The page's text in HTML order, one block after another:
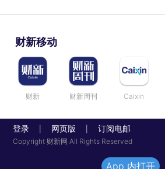
财新移动
财新 财新周刊 Caixin
登录 网页版 订阅电邮
Copyright 财新网 All Rights Reserved
App 内打开